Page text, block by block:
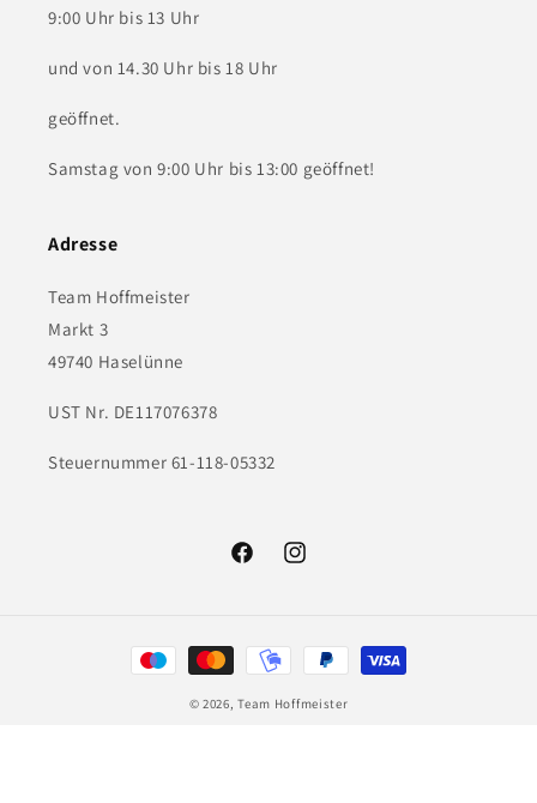
9:00 Uhr bis 13 Uhr
und von 14.30 Uhr bis 18 Uhr
geöffnet.
Samstag von 9:00 Uhr bis 13:00 geöffnet!
Adresse
Team Hoffmeister
Markt 3
49740 Haselünne
UST Nr. DE117076378
Steuernummer 61-118-05332
FacebookInstagram
Zahlungsmethoden
© 2026,Team Hoffmeister